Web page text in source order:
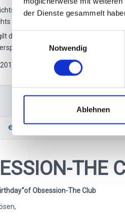
der Dienste gesammelt
i
g
g
a
u
Notwendig
Ablehnen
für alle Streitigkeiten aus
oder ein öffentlich–rechtliches
das Recht der Bundesrepublik
THE
Obsession-The Club